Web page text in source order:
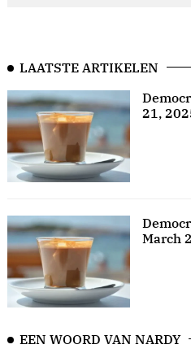
LAATSTE ARTIKELEN
21,
March
EEN WOORD VAN NARDY